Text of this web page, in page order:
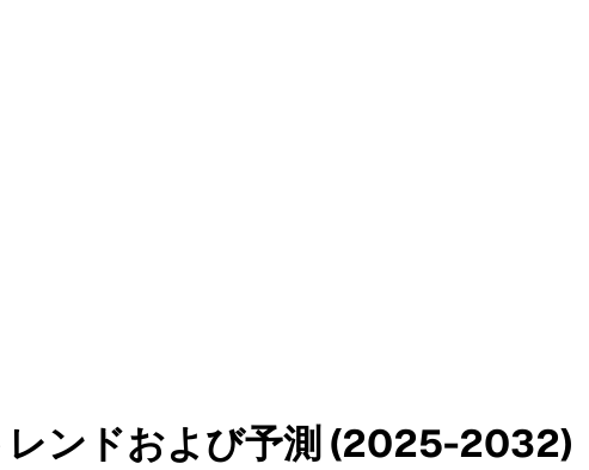
レンドおよび予測 (2025-2032)